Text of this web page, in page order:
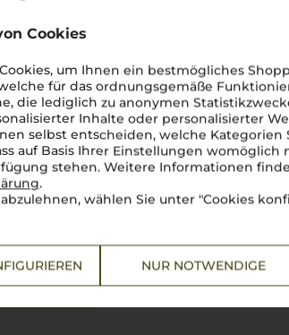
Cookies
um Ihnen ein bestmögliches
für das ordnungsgemäße
die lediglich zu anonymen
Inhalte oder personalisierter
selbst entscheiden, welche Kategorien
auf Basis Ihrer Einstellungen
stehen. Weitere Informationen
.
wählen Sie unter "Cookies
NUR NOTWENDIGE